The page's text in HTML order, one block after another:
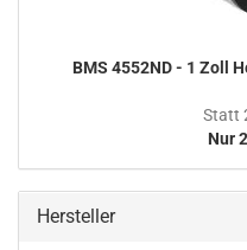
BMS 4552ND - 1 Zoll
Statt
Nur
Hersteller